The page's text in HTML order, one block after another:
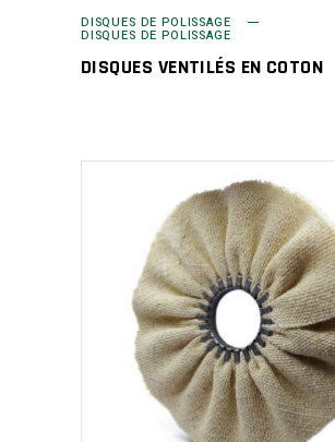
DISQUES DE POLISSAGE
DISQUES DE POLISSAGE
DISQUES VENTILÉS EN COTON